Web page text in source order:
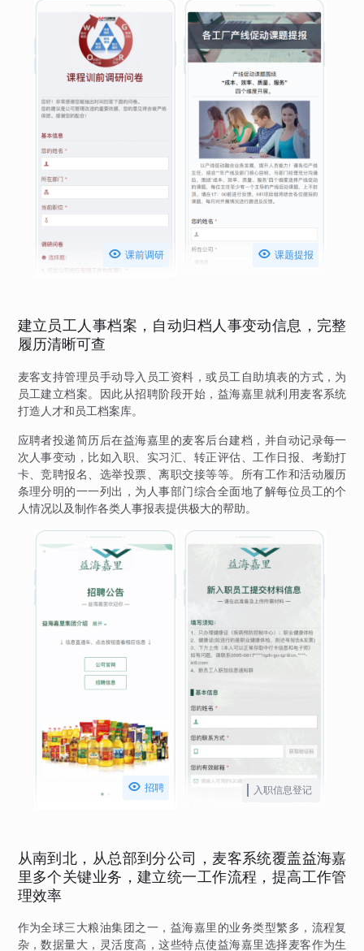
 课前调研  课题提报
建立员工人事档案，自动归档人事变动信息，完整
履历清晰可查
麦客支持管理员手动导入员工资料，或员工自助填表的方式，为
员工建立档案。因此从招聘阶段开始，益海嘉里就利用麦客系统
打造人才和员工档案库。
应聘者投递简历后在益海嘉里的麦客后台建档，并自动记录每一
次人事变动，比如入职、实习汇、转正评估、工作日报、考勤打
卡、竞聘报名、选举投票、离职交接等等。所有工作和活动履历
条理分明的一一列出，为人事部门综合全面地了解每位员工的个
人情况以及制作各类人事报表提供极大的帮助。
 招聘 入职信息登记
从南到北，从总部到分公司，麦客系统覆盖益海嘉
里多个关键业务，建立统一工作流程，提高工作管
理效率
作为全球三大粮油集团之一，益海嘉里的业务类型繁多，流程复
杂，数据量大，灵活度高，这些特点使益海嘉里选择麦客作为生